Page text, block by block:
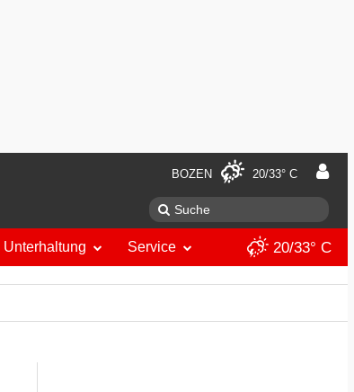
BOZEN 20/33° C
Unterhaltung Service 20/33° C